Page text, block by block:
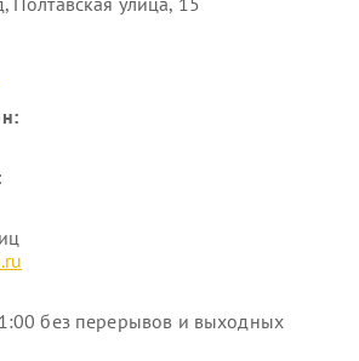
без перерывов и выходных